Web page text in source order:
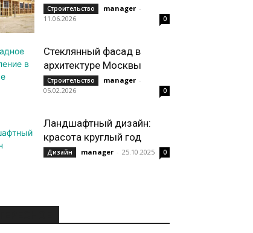
Строительство manager -
11.06.2026
0
Стеклянный фасад в
архитектуре Москвы
Строительство manager -
05.02.2026
0
Ландшафтный дизайн:
красота круглый год
Дизайн manager - 25.10.2025 0